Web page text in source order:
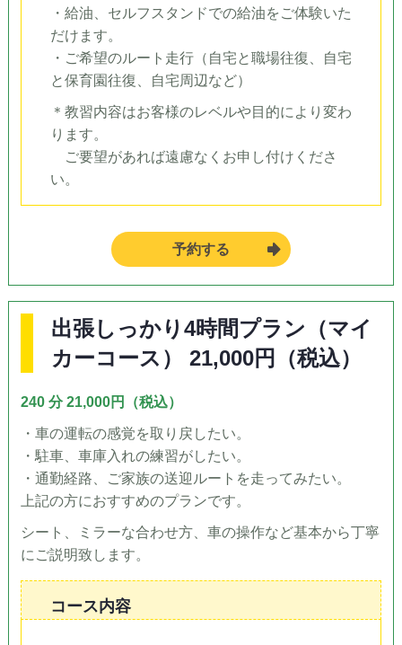
・給油、セルフスタンドでの給油をご体験いた
だけます。
・ご希望のルート走行（自宅と職場往復、自宅
と保育園往復、自宅周辺など）
＊教習内容はお客様のレベルや目的により変わ
ります。
ご要望があれば遠慮なくお申し付けくださ
い。
予約する
出張しっかり4時間プラン（マイ
カーコース） 21,000円（税込）
240 分 21,000円（税込）
・車の運転の感覚を取り戻したい。
・駐車、車庫入れの練習がしたい。
・通勤経路、ご家族の送迎ルートを走ってみたい。
上記の方におすすめのプランです。
シート、ミラーな合わせ方、車の操作など基本から丁寧
にご説明致します。
コース内容